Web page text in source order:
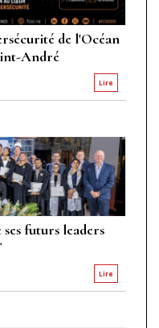
de l'Océan
André
Lire
futurs leaders
Lire